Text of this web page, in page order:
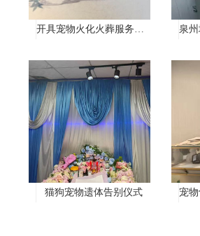
开具宠物火化火葬服务证明
猫狗宠物遗体告别仪式